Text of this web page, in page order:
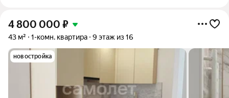
4 800 000 ₽
43 м² 1-комн. квартира 9 этаж из 16
новостройка